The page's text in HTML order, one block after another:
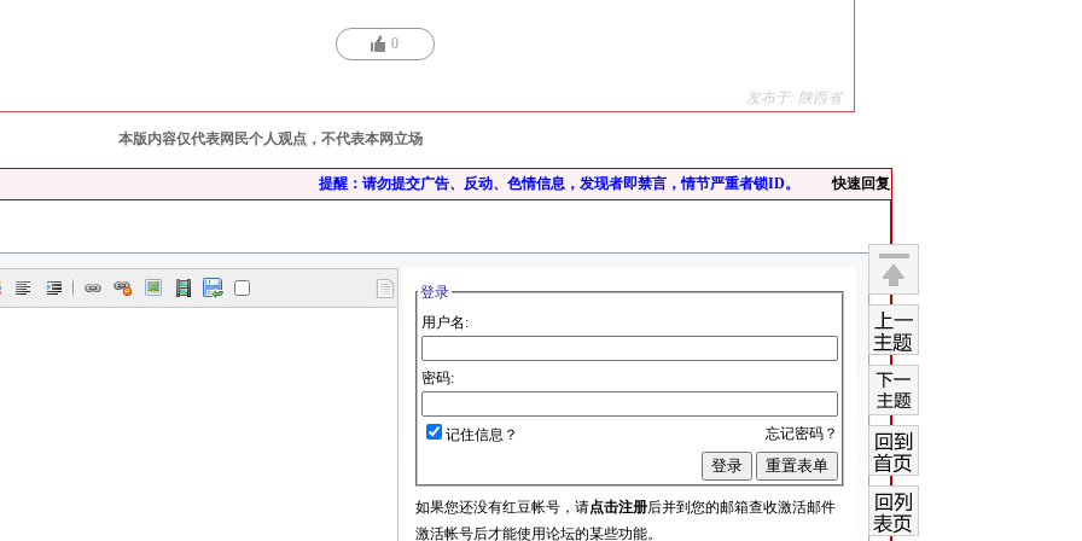
0
发布于: 陕西省
本版内容仅代表网民个人观点，不代表本网立场
提醒：请勿提交广告、反动、色情信息，发现者即禁言，情节严重者锁ID。 快速回复
登录
用户名:
密码:
忘记密码？
记住信息？
如果您还没有红豆帐号，请点击注册后并到您的邮箱查收激活邮件
激活帐号后才能使用论坛的某些功能。
返回
顶部
下一
主题
回到
首页
上一
主题